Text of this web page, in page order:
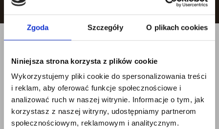
Zgoda Szczegóły O plikach cookies
Niniejsza strona korzysta z plików cookie
Wykorzystujemy pliki cookie do spersonalizowania treści
i reklam, aby oferować funkcje społecznościowe i
analizować ruch w naszej witrynie. Informacje o tym, jak
korzystasz z naszej witryny, udostępniamy partnerom
społecznościowym, reklamowym i analitycznym.
Krajowe deklaracje właściwości użytkowych
swissporBITERM LAMBDA MAX dach podłoga
swissporBITERM LAMBDA 100 dach podłoga
swissporBITERM EPS 200 PARKING
swissporBITERM EPS 100 dach podłoga
swissporBITERM MAX dach podłoga
podłoga
Płyty spadkowe/kontr-spadkowe swissporBITERM LAMBDA MAX
dach podłoga
Płyty spadkowe/kontr-spadkowe swissporBITERM EPS 200
parking